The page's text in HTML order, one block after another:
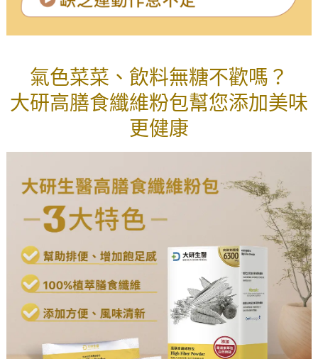
氣色菜菜、飲料無糖不歡嗎？
大研高膳食纖維粉包幫您添加美味
更健康